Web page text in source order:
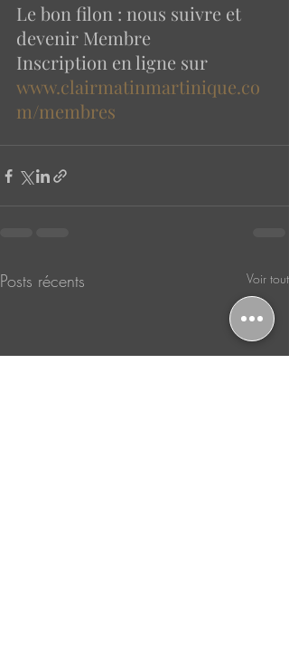
Le bon filon : nous suivre et
devenir Membre
Inscription en ligne sur
www.clairmatinmartinique.co
m/membres
Posts récents Voir tout